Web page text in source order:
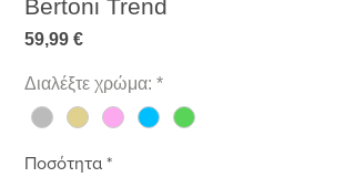
Bertoni Trend
59,99 €Τιμή
Διαλέξτε χρώμα: *
Ποσότητα *